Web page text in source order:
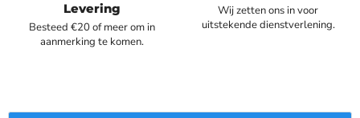
Levering
Besteed €20 of meer om in
aanmerking te komen.
Wij zetten ons in voor
uitstekende dienstverlening.